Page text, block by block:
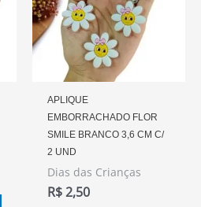
APLIQUE
EMBORRACHADO FLOR
SMILE BRANCO 3,6 CM C/
2 UND
Dias das Crianças
R$2,50